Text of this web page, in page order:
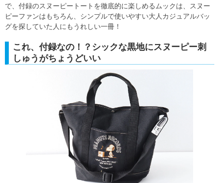
で、付録のスヌーピートートを徹底的に楽しめるムックは、スヌー
ピーファンはもちろん、シンプルで使いやすい大人カジュアルバッ
グを探していた人にもうれしい一冊！
これ、付録なの！？シックな黒地にスヌーピー刺
しゅうがちょうどいい